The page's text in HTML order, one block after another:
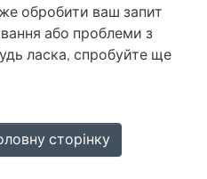
обробити ваш запит
або проблеми з
ласка, спробуйте ще
сторінку